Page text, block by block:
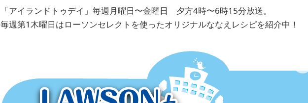
「アイランドトゥデイ」毎週月曜日〜金曜日 夕方4時〜6時15分放送。
毎週第1木曜日はローソンセレクトを使ったオリジナルななえレシピを紹介中！